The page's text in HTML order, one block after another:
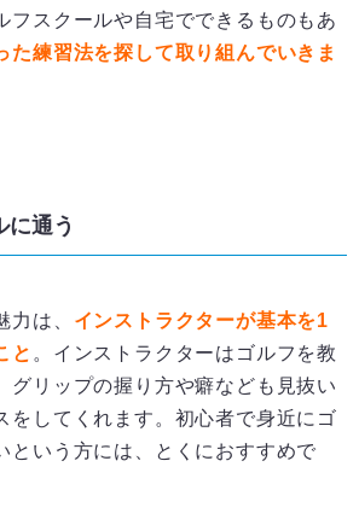
フスクールや自宅でできるものもあ
た練習法を探して取り組んでいきま
に通う
力は、 インストラクターが基本を1
と 。インストラクターはゴルフを教
グリップの握り方や癖なども見抜い
をしてくれます。初心者で身近にゴ
という方には、とくにおすすめで